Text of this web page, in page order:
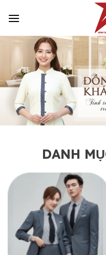
DANH